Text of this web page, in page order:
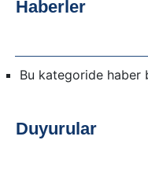
Haberler
Bu kategoride haber
Duyurular